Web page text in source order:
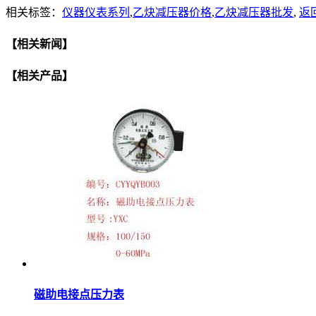
相关标签： 仪器仪表系列 ,乙炔减压器价格,乙炔减压器批发, 返
【相关新闻】
【相关产品】
磁助电接点压力表